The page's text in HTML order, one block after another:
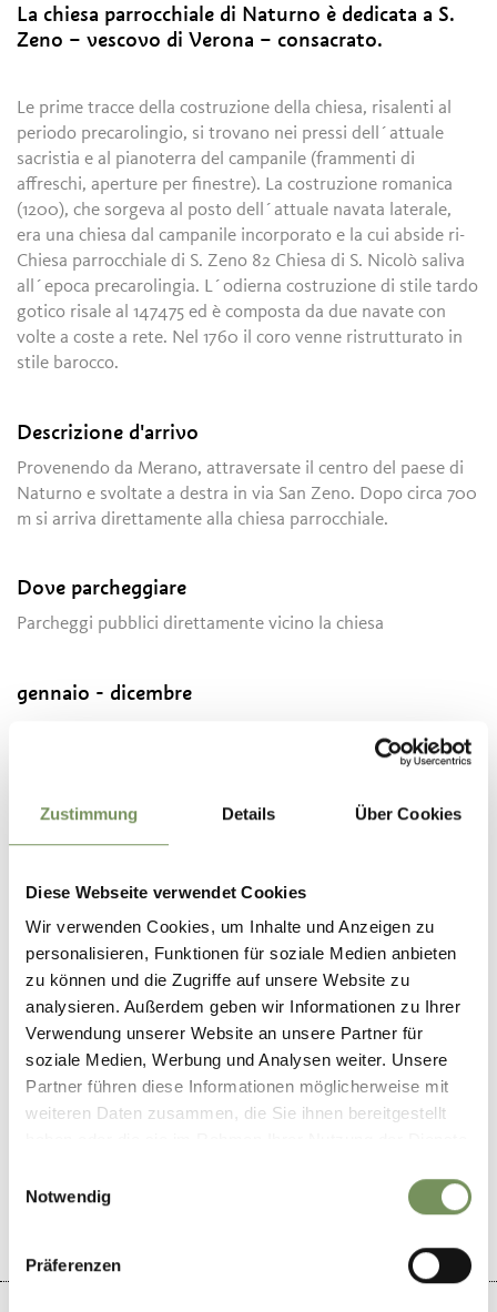
Zustimmung Details Über Cookies
Diese Webseite verwendet Cookies
Wir verwenden Cookies, um Inhalte und Anzeigen zu
personalisieren, Funktionen für soziale Medien anbieten
zu können und die Zugriffe auf unsere Website zu
analysieren. Außerdem geben wir Informationen zu Ihrer
Verwendung unserer Website an unsere Partner für
soziale Medien, Werbung und Analysen weiter. Unsere
Partner führen diese Informationen möglicherweise mit
weiteren Daten zusammen, die Sie ihnen bereitgestellt
Notwendig
Präferenzen
La chiesa parrocchiale di Naturno è dedicata a S.
Zeno – vescovo di Verona – consacrato.
Le prime tracce della costruzione della chiesa, risalenti al
periodo precarolingio, si trovano nei pressi dell´attuale
sacristia e al pianoterra del campanile (frammenti di
affreschi, aperture per finestre). La costruzione romanica
(1200), che sorgeva al posto dell´attuale navata laterale,
era una chiesa dal campanile incorporato e la cui abside ri-
Chiesa parrocchiale di S. Zeno 82 Chiesa di S. Nicolò saliva
all´epoca precarolingia. L´odierna costruzione di stile tardo
gotico risale al 147475 ed è composta da due navate con
volte a coste a rete. Nel 1760 il coro venne ristrutturato in
stile barocco.
Descrizione d'arrivo
Provenendo da Merano, attraversate il centro del paese di
Naturno e svoltate a destra in via San Zeno. Dopo circa 700
m si arriva direttamente alla chiesa parrocchiale.
Dove parcheggiare
Parcheggi pubblici direttamente vicino la chiesa
gennaio - dicembre
Via castello 1
39025 Naturno
info@pfarrenaturns.org
www.seelsorgeeinheit-untervinschgau.it
T+39 0473 667168
Periodo consigliato
tutto l'anno